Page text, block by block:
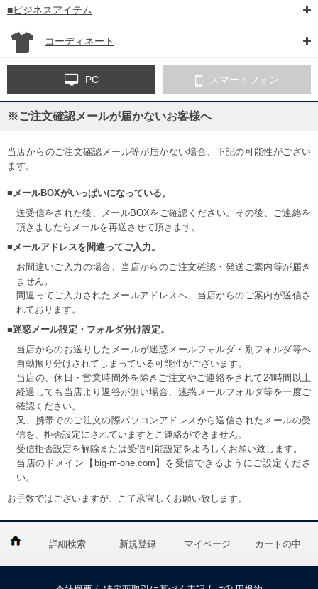
■ビジネスアイテム
コーディネート
PC スマートフォン
※ご注文確認メールが届かないお客様へ
当店からのご注文確認メール等が届かない場合、下記の可能性がござい
ます。
■メールBOXがいっぱいになっている。
送受信をされた後、メールBOXをご確認ください。その後、ご連絡を
頂きましたらメールを再送させて頂きます。
■メールアドレスを間違ってご入力。
お間違いご入力の場合、当店からのご注文確認・発送ご案内等が届き
ません。
間違ってご入力されたメールアドレスへ、当店からのご案内が送信さ
れております。
■迷惑メール設定・フォルダ分け設定。
当店からのお送りしたメールが迷惑メールフォルダ・別フォルダ等へ
自動振り分けされてしまっている可能性がございます。
当店の、休日・営業時間外を除きご注文やご連絡をされて24時間以上
経過しても当店より返答が無い場合、迷惑メールフォルダ等を一度ご
確認ください。
又、携帯でのご注文の際パソコンアドレスから送信されたメールの受
信を、拒否設定にされていますとご連絡ができません。
受信拒否設定を解除または受信可能設定をよろしくお願い致します。
当店のドメイン【big-m-one.com】を受信できるようにご設定くださ
い。
お手数ではございますが、ご了承宜しくお願い致します。
詳細検索 新規登録 マイページ カートの中